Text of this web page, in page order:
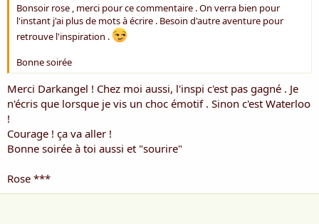
Bonsoir rose , merci pour ce commentaire . On verra bien pour
l'instant j'ai plus de mots à écrire . Besoin d'autre aventure pour
retrouve l'inspiration .
Bonne soirée
Merci Darkangel ! Chez moi aussi, l'inspi c'est pas gagné . Je
n'écris que lorsque je vis un choc émotif . Sinon c'est Waterloo
!
Courage ! ça va aller !
Bonne soirée à toi aussi et "sourire"
Rose ***